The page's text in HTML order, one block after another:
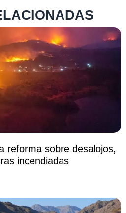
reforma sobre desalojos,
incendiadas